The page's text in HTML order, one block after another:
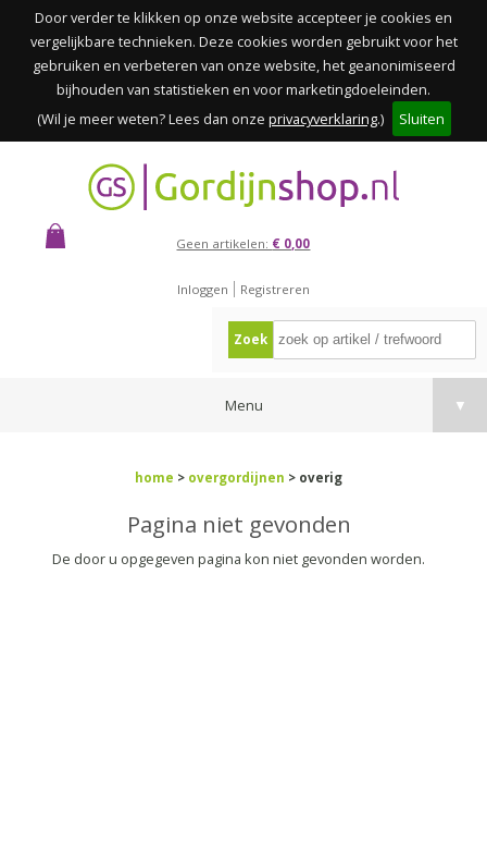
Door verder te klikken op onze website accepteer je cookies en
vergelijkbare technieken. Deze cookies worden gebruikt voor het
gebruiken en verbeteren van onze website, het geanonimiseerd
bijhouden van statistieken en voor marketingdoeleinden.
(Wil je meer weten? Lees dan onze privacyverklaring.) Sluiten
Geen artikelen: € 0,00
Inloggen Registreren
Zoek
Menu ▼
home > overgordijnen > overig
Pagina niet gevonden
De door u opgegeven pagina kon niet gevonden worden.